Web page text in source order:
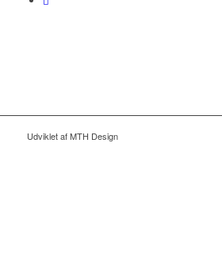
Udviklet af MTH Design